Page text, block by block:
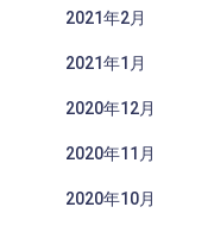
2021年2月
2021年1月
2020年12月
2020年11月
2020年10月